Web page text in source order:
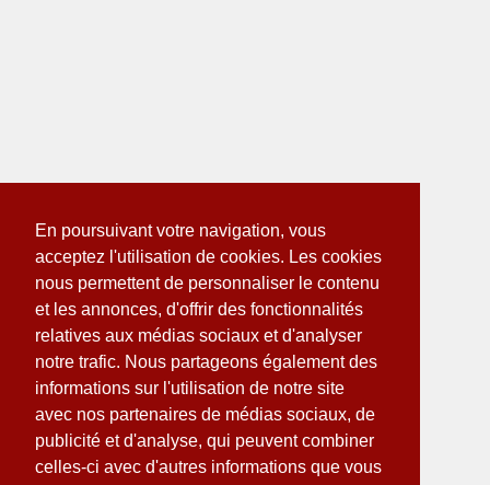
En poursuivant votre navigation, vous
acceptez l'utilisation de cookies. Les cookies
nous permettent de personnaliser le contenu
et les annonces, d'offrir des fonctionnalités
relatives aux médias sociaux et d'analyser
notre trafic. Nous partageons également des
informations sur l'utilisation de notre site
avec nos partenaires de médias sociaux, de
publicité et d'analyse, qui peuvent combiner
celles-ci avec d'autres informations que vous